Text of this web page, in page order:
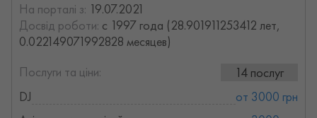
На порталі з: 19.07.2021
Досвід роботи: с 1997 года (28.901911253412 лет,
0.022149071992828 месяцев)
Послуги та ціни:
14 послуг
DJ
от 3000 грн